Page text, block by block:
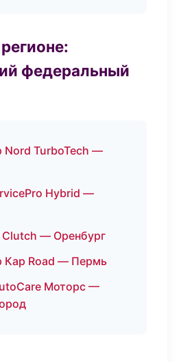
федеральный
Nord TurboTech —
Hybrid —
— Оренбург
Кар Road — Пермь
Моторс —